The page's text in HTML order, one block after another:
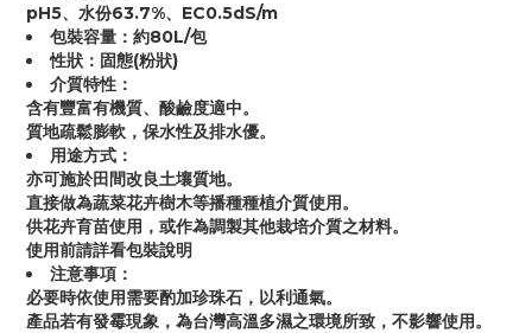
pH5、水份63.7%、EC0.5dS/m
包裝容量：約80L/包
性狀：固態(粉狀)
介質特性：
含有豐富有機質、酸鹼度適中。
質地疏鬆膨軟，保水性及排水優。
用途方式：
亦可施於田間改良土壤質地。
直接做為蔬菜花卉樹木等播種種植介質使用。
供花卉育苗使用，或作為調製其他栽培介質之材料。
使用前請詳看包裝說明
注意事項：
必要時依使用需要酌加珍珠石，以利通氣。
產品若有發霉現象，為台灣高溫多濕之環境所致，不影響使用。